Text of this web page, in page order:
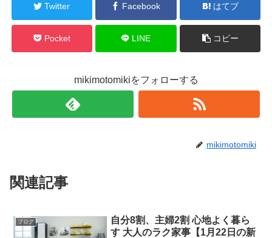
Twitter Facebook はてブ
Pocket LINE コピー
mikimotomikiをフォローする
mikimotomiki
関連記事
ブログ
自分8割、主婦2割 心地よく暮ら
す 大人のラク家事【1月22日の新